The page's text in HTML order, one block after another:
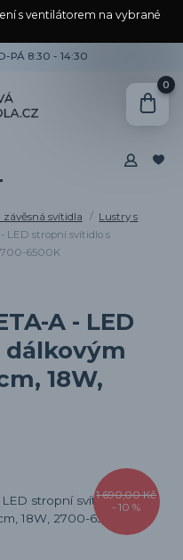
s ventilátorem na vybrané
PÁ 8:30 - 14:30
0
závěsná svítidla
Lustry s
LED stropní svítidlo s
6500K
A - LED
18W,
1 690,00 Kč
- 10 %